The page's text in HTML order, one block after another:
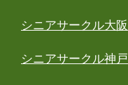
シニアサークル大阪
シニアサークル神戸